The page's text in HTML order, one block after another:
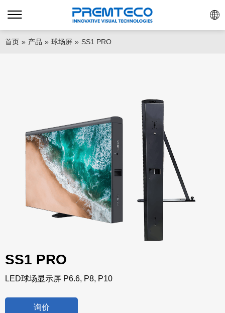
首页 » 产品 » 球场屏 » SS1 PRO
SS1 PRO
LED球场显示屏 P6.6, P8, P10
询价